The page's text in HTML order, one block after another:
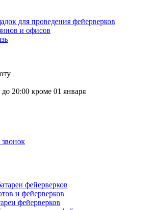
для проведения фейерверков
и офисов
20:00 кроме 01 января
звонок
фейерверков
и фейерверков
фейерверков